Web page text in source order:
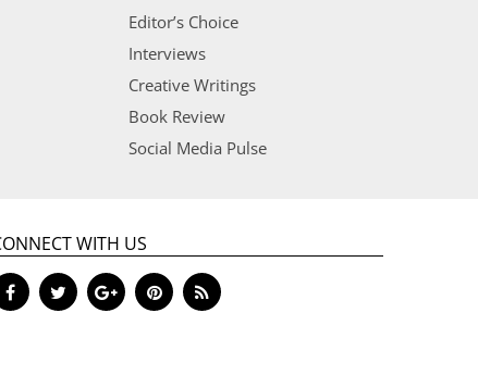
Editor’s Choice
Interviews
Creative Writings
Book Review
Social Media Pulse
WITH US